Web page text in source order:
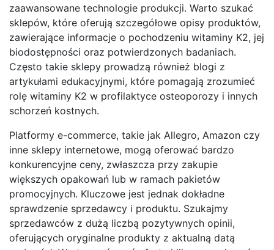
zaawansowane technologie produkcji. Warto szukać
sklepów, które oferują szczegółowe opisy produktów,
zawierające informacje o pochodzeniu witaminy K2, jej
biodostępności oraz potwierdzonych badaniach.
Często takie sklepy prowadzą również blogi z
artykułami edukacyjnymi, które pomagają zrozumieć
rolę witaminy K2 w profilaktyce osteoporozy i innych
schorzeń kostnych.
Platformy e-commerce, takie jak Allegro, Amazon czy
inne sklepy internetowe, mogą oferować bardzo
konkurencyjne ceny, zwłaszcza przy zakupie
większych opakowań lub w ramach pakietów
promocyjnych. Kluczowe jest jednak dokładne
sprawdzenie sprzedawcy i produktu. Szukajmy
sprzedawców z dużą liczbą pozytywnych opinii,
oferujących oryginalne produkty z aktualną datą